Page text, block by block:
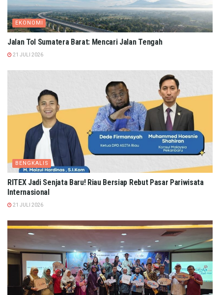
EKONOMI
Jalan Tol Sumatera Barat: Mencari Jalan Tengah
21 JULI 2026
BENGKALIS
RITEX Jadi Senjata Baru! Riau Bersiap Rebut Pasar Pariwisata
Internasional
21 JULI 2026